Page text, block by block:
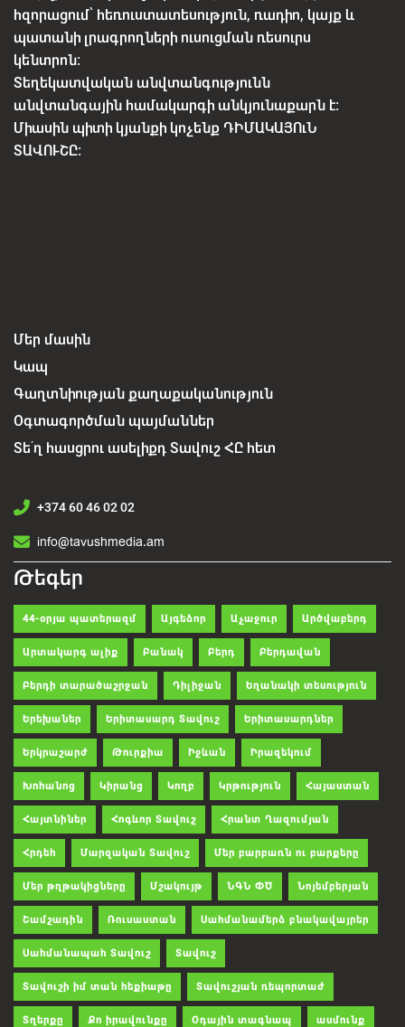
հզորացում՝ հեռուստատեսություն, ռադիո, կայք և
պատանի լրագրողների ուսուցման ռեսուրս
կենտրոն:
Տեղեկատվական անվտանգությունն
անվտանգային համակարգի անկյունաքարն է:
Միասին պիտի կյանքի կոչենք ԴԻՄԱԿԱՅՈւՆ
ՏԱՎՈՒՇԸ:
Մեր մասին
Կապ
Գաղտնիության քաղաքականություն
Օգտագործման պայմաններ
Տե՛ղ հասցրու ասելիքդ Տավուշ ՀԸ հետ
+374 60 46 02 02
info@tavushmedia.am
Թեգեր
44-օրյա պատերազմ Այգեձոր Աչաջուր Արծվաբերդ
Արտակարգ ալիք Բանակ Բերդ Բերդավան
Բերդի տարածաշրջան Դիլիջան Եղանակի տեսություն
Երեխաներ Երիտասարդ Տավուշ Երիտասարդներ
Երկրաշարժ Թուրքիա Իջևան Իրազեկում
Խոհանոց Կիրանց Կողբ Կրթություն Հայաստան
Հայտնիներ Հոգևոր Տավուշ Հրանտ Ղազումյան
Հրդեհ Մարզական Տավուշ Մեր բարբառն ու բարքերը
Մեր թղթակիցները Մշակույթ ՆԳՆ ՓԾ Նոյեմբերյան
Շամշադին Ռուսաստան Սահմանամերձ բնակավայրեր
Սահմանապահ Տավուշ Տավուշ
Տավուշի իմ տան հեքիաթը Տավուշյան ռեպորտաժ
Տղերքը Քո իրավունքը Օդային տագնապ ասմունք